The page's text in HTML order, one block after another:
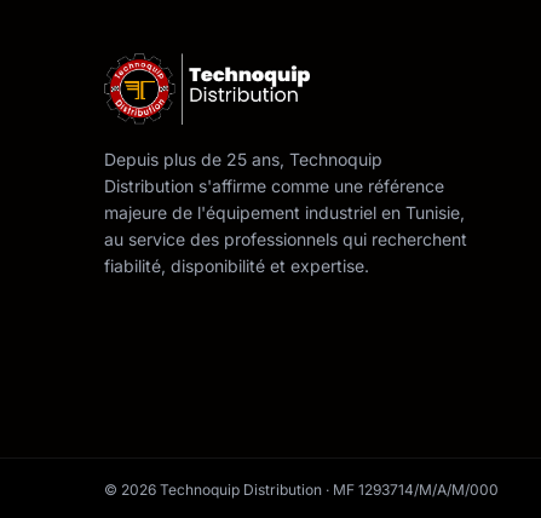
Depuis plus de 25 ans, Technoquip
Distribution s'affirme comme une référence
majeure de l'équipement industriel en Tunisie,
au service des professionnels qui recherchent
fiabilité, disponibilité et expertise.
© 2026 Technoquip Distribution · MF 1293714/M/A/M/000